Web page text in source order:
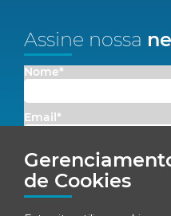
de Cookies
Assine nossa
Nome*
Email*
Concordo em receber